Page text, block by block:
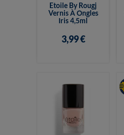
Etoile By Rougj
Vernis À Ongles
Iris 4,5ml
3,99 €